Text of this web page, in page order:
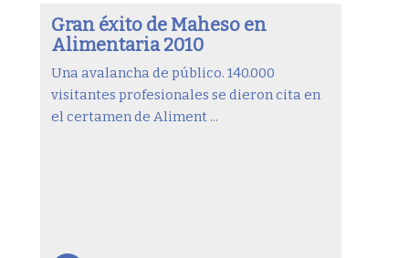
Gran éxito de Maheso en
Alimentaria 2010
Una avalancha de público. 140.000
visitantes profesionales se dieron cita en
el certamen de Aliment ...